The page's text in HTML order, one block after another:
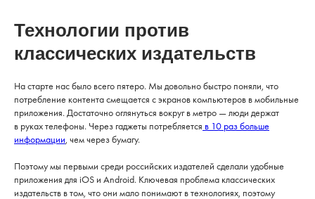
Технологии против
классических издательств
На старте нас было всего пятеро. Мы довольно быстро поняли, что
потребление контента смещается с экранов компьютеров в мобильные
приложения. Достаточно оглянуться вокруг в метро — люди держат
в руках телефоны. Через гаджеты потребляется в 10 раз больше
информации, чем через бумагу.
Поэтому мы первыми среди российских издателей сделали удобные
приложения для iOS и Android. Ключевая проблема классических
издательств в том, что они мало понимают в технологиях, поэтому